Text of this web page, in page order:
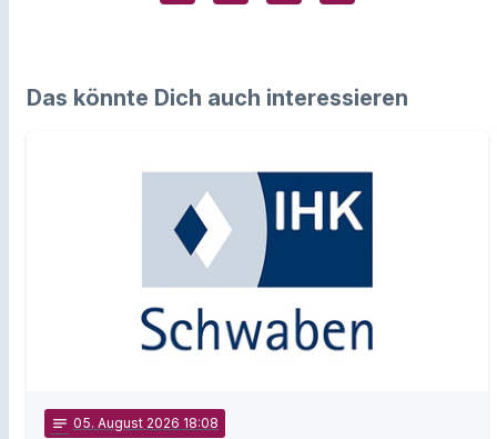
Das könnte Dich auch interessieren
notes 05. August 2026 18:08